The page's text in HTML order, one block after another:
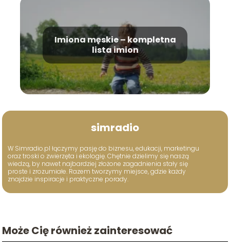
Imiona męskie – kompletna
lista imion
simradio
W Simradio.pl łączymy pasję do biznesu, edukacji, marketingu
oraz troski o zwierzęta i ekologię. Chętnie dzielimy się naszą
wiedzą, by nawet najbardziej złożone zagadnienia stały się
proste i zrozumiałe. Razem tworzymy miejsce, gdzie każdy
znajdzie inspiracje i praktyczne porady.
Może Cię również zainteresować